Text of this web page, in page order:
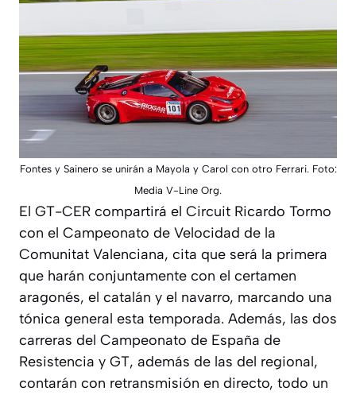
Fontes y Sainero se unirán a Mayola y Carol con otro Ferrari. Foto:
Media V-Line Org.
El GT-CER compartirá el Circuit Ricardo Tormo
con el Campeonato de Velocidad de la
Comunitat Valenciana, cita que será la primera
que harán conjuntamente con el certamen
aragonés, el catalán y el navarro, marcando una
tónica general esta temporada. Además, las dos
carreras del Campeonato de España de
Resistencia y GT, además de las del regional,
contarán con retransmisión en directo, todo un